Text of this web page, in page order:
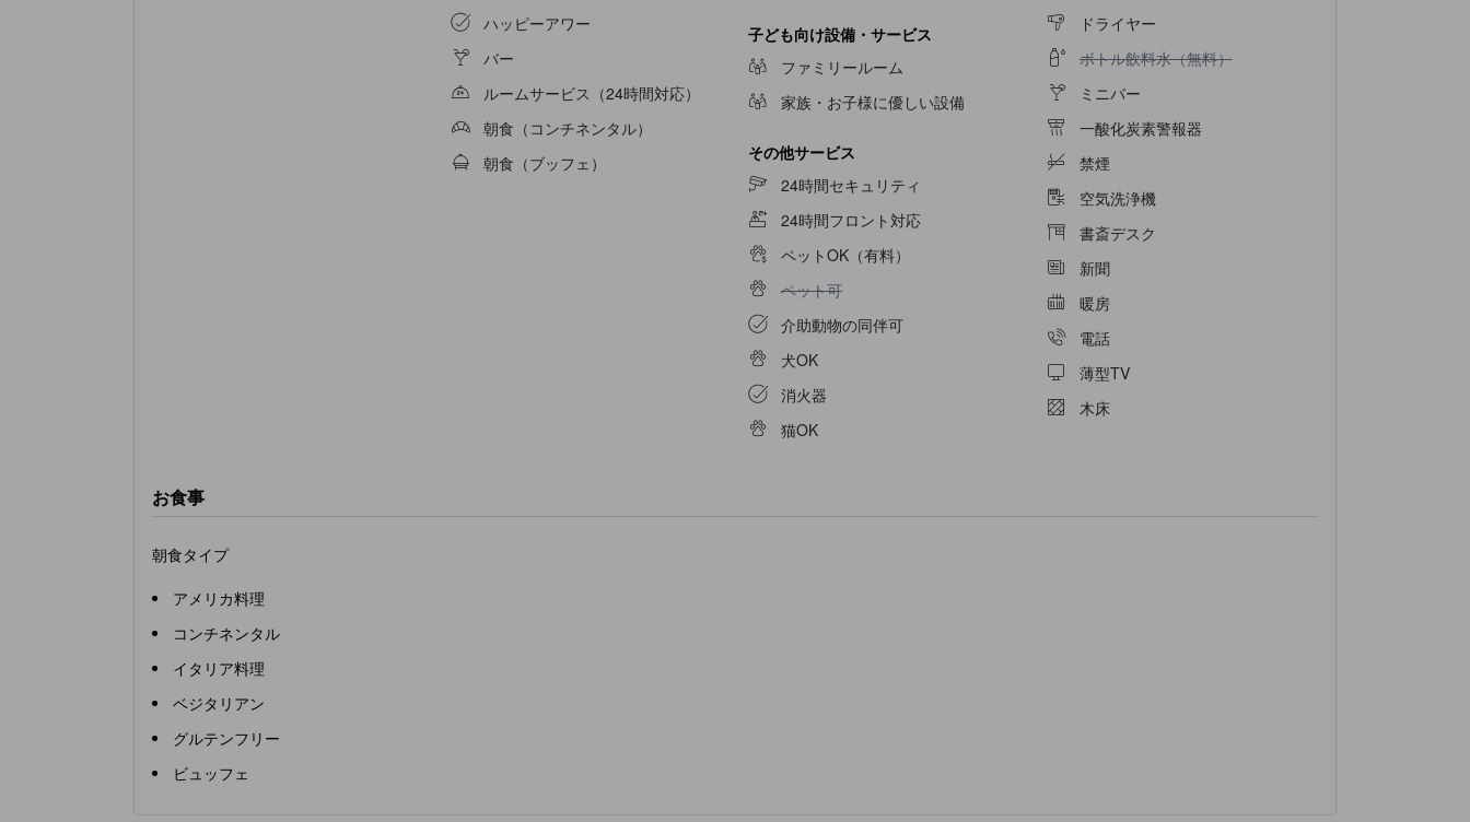
ハッピーアワー
バー
ルームサービス（24時間対応）
朝食（コンチネンタル）
朝食（ブッフェ）
子ども向け設備・サービス
ファミリールーム
家族・お子様に優しい設備
その他サービス
24時間セキュリティ
24時間フロント対応
ペットOK（有料）
ペット可不可
ペット可
介助動物の同伴可
犬OK
消火器
猫OK
ドライヤー
ボトル飲料水（無料）不可
ボトル飲料水（無料）
ミニバー
一酸化炭素警報器
禁煙
空気洗浄機
書斎デスク
新聞
暖房
電話
薄型TV
木床
お食事
朝食タイプ
アメリカ料理
コンチネンタル
イタリア料理
ベジタリアン
グルテンフリー
ビュッフェ